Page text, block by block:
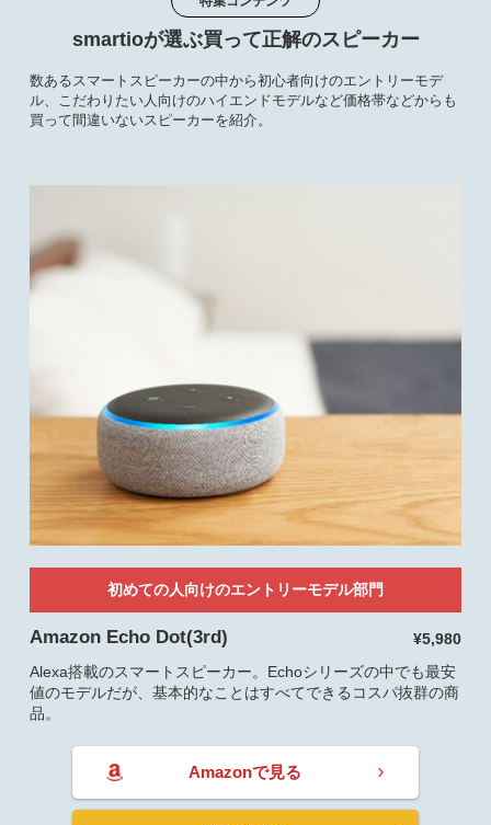
smartioが選ぶ買って正解のスピーカー
数あるスマートスピーカーの中から初心者向けのエントリーモデ
ル、こだわりたい人向けのハイエンドモデルなど価格帯などからも
買って間違いないスピーカーを紹介。
初めての人向けのエントリーモデル部門
Amazon Echo Dot(3rd)
¥5,980
Alexa搭載のスマートスピーカー。Echoシリーズの中でも最安
値のモデルだが、基本的なことはすべてできるコスパ抜群の商
品。
Amazonで見る